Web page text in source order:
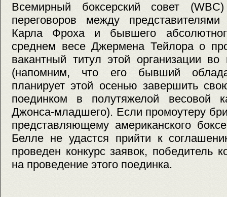
Всемирный боксерский совет
переговоров между представителями
Карла Фроха и бывшего
среднем весе Джермена Тейлора о
вакантный титул этой организации
(напомним, что его бывший
планирует этой осенью завершить
поединком в полутяжелой весовой
Джонса-младшего). Если промоутеру
представляющему американского
Белле не удастся прийти к
проведен конкурс заявок, победитель
на проведение этого поединка.